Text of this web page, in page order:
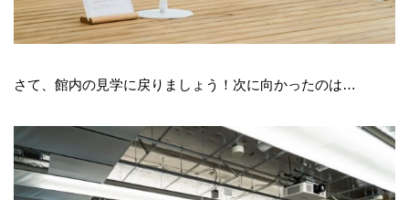
さて、館内の見学に戻りましょう！次に向かったのは…